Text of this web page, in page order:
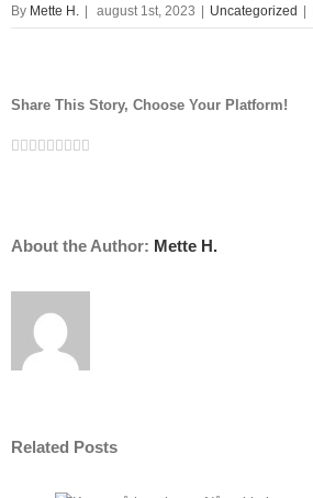
By Mette H. august 1st, 2023 Uncategorized
Share This Story, Choose Your Platform!
Facebook
Twitter
Linkedin
Reddit
Tumblr
Google+
Pinterest
Vk
About the Author: Mette H.
Related Posts